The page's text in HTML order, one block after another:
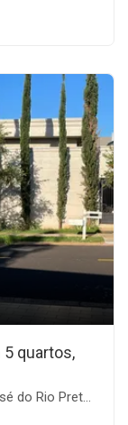
5 quartos,
Rio Preto-SP